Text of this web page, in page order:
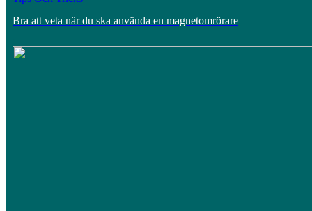
Bra att veta när du ska använda en magnetomrörare